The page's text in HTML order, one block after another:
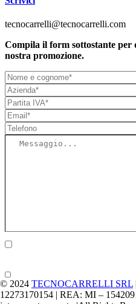
tecnocarrelli@tecnocarrelli.com
Compila il form sottostante per
nostra promozione.
Ho preso visione dell'
commerciali periodiche
© 2024 TECNOCARRELLI SRL
12273170154 | REA: MI –